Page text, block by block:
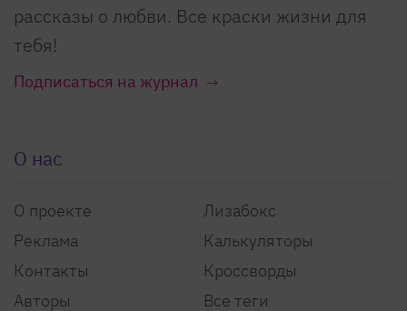
рассказы о любви. Все краски жизни для
тебя!
Подписаться на журнал
О нас
О проекте
Реклама
Контакты
Авторы
Лизабокс
Калькуляторы
Кроссворды
Все теги